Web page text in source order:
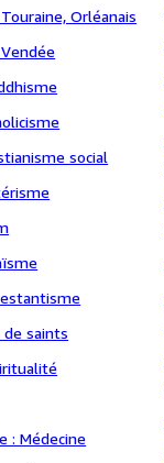
Orléanais
social
de saints
: Médecine